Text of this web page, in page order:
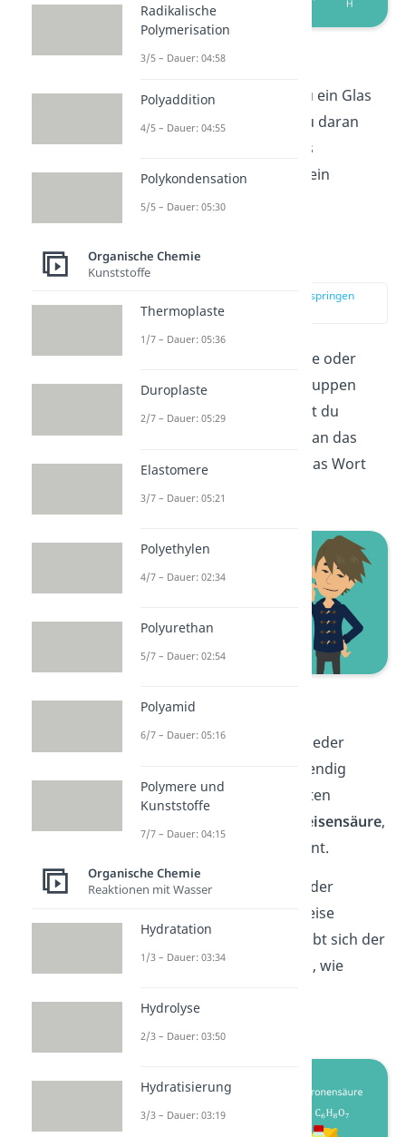
Das nächste Mal, wenn du ein Glas
Rotwein trinkst, kannst du daran
denken, dass Aldehyde als
Aromastoffe in deinem Wein
verwendet werden.
Carbonsäure
zur Stelle im Video springen
(04:08)
trägt eine oder
sogar mehrere Carboxygruppen
COOH. Den Namen findest du
heraus, indem du einfach an das
Grundgerüst des Alkans das Wort
„säure“ anhängst.
Leider musst du jedoch wieder
einige Trivialnamen auswendig
lernen. Zu den bekanntesten
Ameisensäure,
genannt.
Und jetzt kommen wir zu der
, beziehungsweise
Ehtansäure. Meistens ergibt sich der
Name aus der Gewinnung, wie
Zitronensäure.
Radikalische
Polymerisation
3/5 – Dauer: 04:58
Polyaddition
4/5 – Dauer: 04:55
Polykondensation
5/5 – Dauer: 05:30
Organische Chemie
Kunststoffe
Thermoplaste
1/7 – Dauer: 05:36
Duroplaste
2/7 – Dauer: 05:29
Elastomere
3/7 – Dauer: 05:21
Polyethylen
4/7 – Dauer: 02:34
Polyurethan
5/7 – Dauer: 02:54
Polyamid
6/7 – Dauer: 05:16
Polymere und
Kunststoffe
7/7 – Dauer: 04:15
Organische Chemie
Reaktionen mit Wasser
Hydratation
1/3 – Dauer: 03:34
Hydrolyse
2/3 – Dauer: 03:50
Hydratisierung
3/3 – Dauer: 03:19